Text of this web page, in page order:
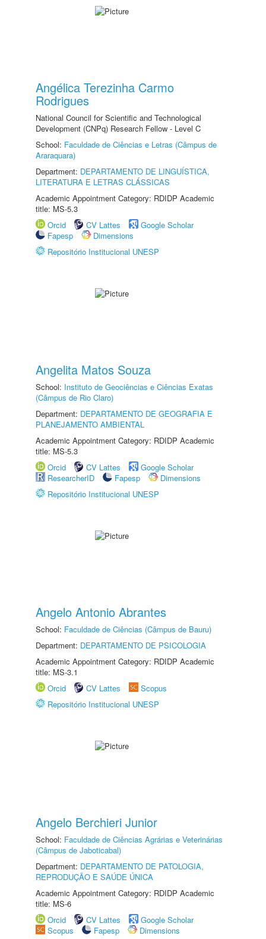
Angélica Terezinha Carmo
Rodrigues
National Council for Scientific and Technological
Development (CNPq) Research Fellow - Level C
School: Faculdade de Ciências e Letras (Câmpus de
Araraquara)
Department: DEPARTAMENTO DE LINGUÍSTICA,
LITERATURA E LETRAS CLÁSSICAS
Academic Appointment Category: RDIDP Academic
title: MS-5.3
Orcid
CV Lattes
Google Scholar
Fapesp
Dimensions
Repositório Institucional UNESP
Angelita Matos Souza
School: Instituto de Geociências e Ciências Exatas
(Câmpus de Rio Claro)
Department: DEPARTAMENTO DE GEOGRAFIA E
PLANEJAMENTO AMBIENTAL
Academic Appointment Category: RDIDP Academic
title: MS-5.3
Orcid
CV Lattes
Google Scholar
ResearcherID
Fapesp
Dimensions
Repositório Institucional UNESP
Angelo Antonio Abrantes
School: Faculdade de Ciências (Câmpus de Bauru)
Department: DEPARTAMENTO DE PSICOLOGIA
Academic Appointment Category: RDIDP Academic
title: MS-3.1
Orcid
CV Lattes
Scopus
Repositório Institucional UNESP
Angelo Berchieri Junior
School: Faculdade de Ciências Agrárias e Veterinárias
(Câmpus de Jaboticabal)
Department: DEPARTAMENTO DE PATOLOGIA,
REPRODUÇÃO E SAÚDE ÚNICA
Academic Appointment Category: RDIDP Academic
title: MS-6
Orcid
CV Lattes
Google Scholar
Scopus
Fapesp
Dimensions